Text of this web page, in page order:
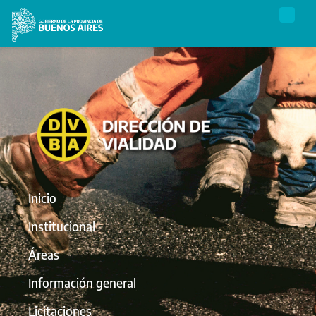
Inicio
Institucional
Áreas
Información general
Licitaciones